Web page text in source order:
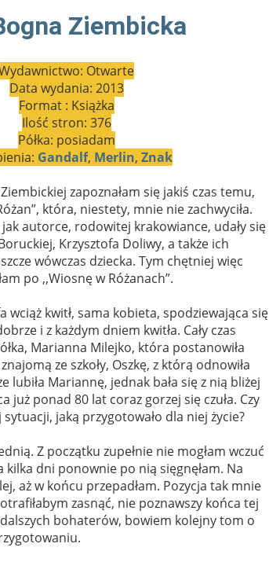
Ziembicka
Otwarte
Data wydania: 2013
Format : Książka
Ilość stron: 376
Półka: posiadam
Gandalf, Merlin, Znak
zapoznałam się jakiś czas temu,
która, niestety, mnie nie zachwyciła.
jak autorce, rodowitej krakowiance, udały się
Krzysztofa Doliwy, a także ich
wówczas dziecka. Tym chętniej więc
po ,,Wiosnę w Różanach”.
wciąż kwitł, sama kobieta, spodziewająca się
i z każdym dniem kwitła. Cały czas
Marianna Milejko, która postanowiła
ze szkoły, Oszkę, z którą odnowiła
lubiła Mariannę, jednak bała się z nią bliżej
już ponad 80 lat coraz gorzej się czuła. Czy
jaką przygotowało dla niej życie?
Z początku zupełnie nie mogłam wczuć
kilka dni ponownie po nią sięgnęłam. Na
aż w końcu przepadłam. Pozycja tak mnie
zasnąć, nie poznawszy końca tej
bohaterów, bowiem kolejny tom o